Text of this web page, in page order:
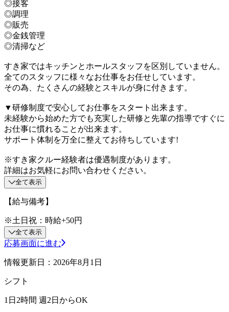
◎接客
◎調理
◎販売
◎金銭管理
◎清掃など
すき家ではキッチンとホールスタッフを区別していません。
全てのスタッフに様々なお仕事をお任せしています。
その為、たくさんの経験とスキルが身に付きます。
▼研修制度で安心してお仕事をスタート出来ます。
未経験から始めた方でも充実した研修と先輩の指導ですぐに
お仕事に慣れることが出来ます。
サポート体制を万全に整えてお待ちしています!
※すき家クルー経験者は優遇制度があります。
詳細はお気軽にお問い合わせください。
全て表示
【給与備考】
※土日祝：時給+50円
全て表示
応募画面に進む
情報更新日：2026年8月1日
シフト
1日2時間 週2日からOK